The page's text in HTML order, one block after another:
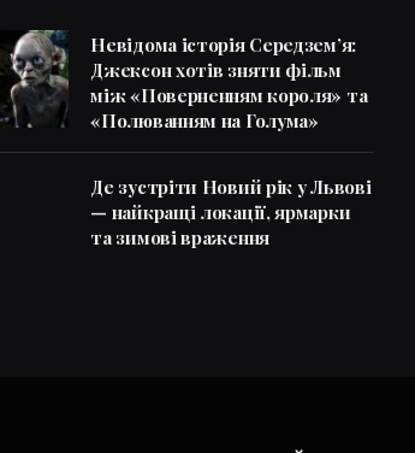
Невідома історія Середзем’я:
Джексон хотів зняти фільм
між «Поверненням короля» та
«Полюванням на Голума»
Де зустріти Новий рік у Львові
— найкращі локації, ярмарки
та зимові враження